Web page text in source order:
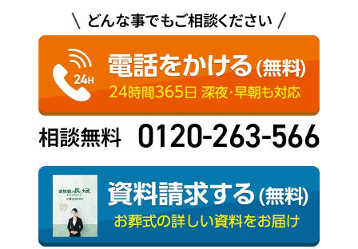
どんな事でもご相談ください
相談無料 0120-263-566